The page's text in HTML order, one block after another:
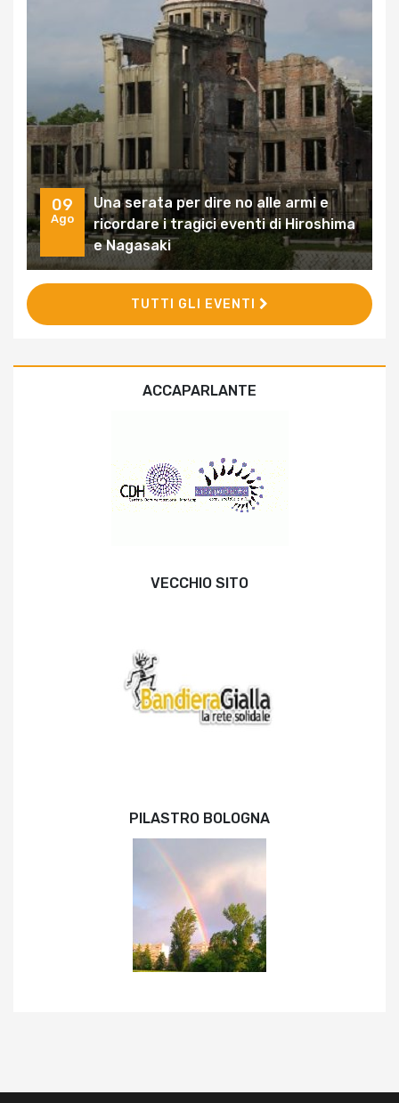
09
Ago
Una serata per dire no alle armi e
ricordare i tragici eventi di Hiroshima
e Nagasaki
TUTTI GLI EVENTI
ACCAPARLANTE
VECCHIO SITO
PILASTRO BOLOGNA